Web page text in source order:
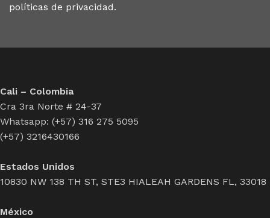
políticas de privacidad.
Cali – Colombia
Cra 3ra Norte # 24-37
Whatsapp: (+57) 316 275 5095
(+57) 3216430166
Estados Unidos
10830 NW 138 TH ST, STE3 HIALEAH GARDENS FL, 33018
México